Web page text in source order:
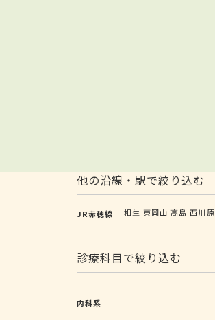
他の沿線・駅で絞り込む
JR赤穂線 相生 東岡山 高島 西川原
診療科目で絞り込む
内科系